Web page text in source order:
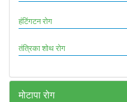
हंटिंगटन रोग
तंत्रिका शोथ रोग
मोटापा रोग